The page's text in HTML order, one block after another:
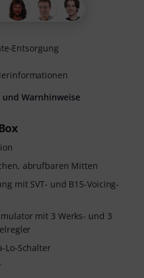
abrufbaren Mitten
mit SVT- und B15-Voicing-
mit 3 Werks- und 3
Lo-Schalter
Entsorgung
und Warnhinweise